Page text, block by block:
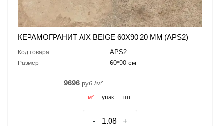
КЕРАМОГРАНИТ AIX BEIGE 60X90 20 MM (APS2)
Код товара APS2
Размер 60*90 см
9696 руб./м²
м² упак. шт.
- +